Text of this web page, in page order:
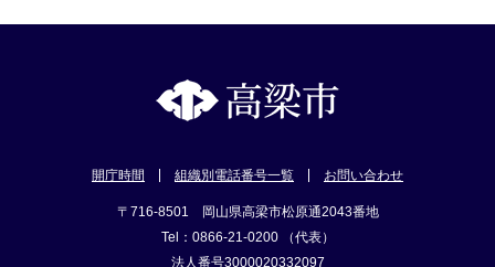
開庁時間 組織別電話番号一覧 お問い合わせ
〒716-8501 岡山県高梁市松原通2043番地
Tel：0866-21-0200 （代表）
法人番号3000020332097